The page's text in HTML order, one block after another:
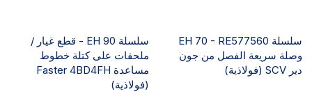
سلسلة EH 70 - RE577560
وصلة سريعة الفصل من جون
دير SCV (فولاذية)
سلسلة EH 90 - قطع غيار /
ملحقات على كتلة خطوط
مساعدة Faster 4BD4FH
(فولاذية)